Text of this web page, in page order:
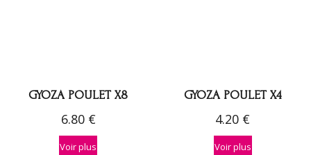
GYOZA POULET X8
6.80 €
Voir plus
GYOZA POULET X4
4.20 €
Voir plus